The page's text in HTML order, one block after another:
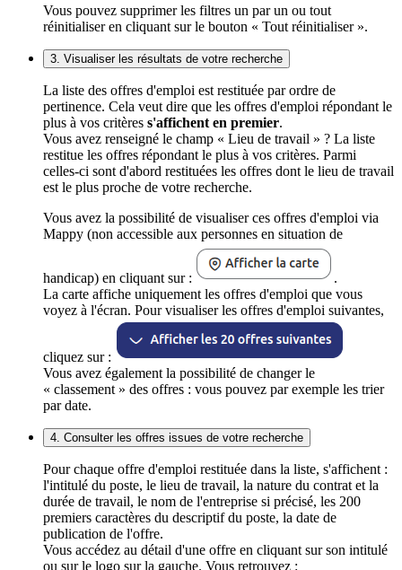
Vous pouvez supprimer les filtres un par un ou tout
réinitialiser en cliquant sur le bouton « Tout réinitialiser ».
3. Visualiser les résultats de votre recherche
La liste des offres d'emploi est restituée par ordre de
pertinence. Cela veut dire que les offres d'emploi répondant le
plus à vos critères s'affichent en premier.
Vous avez renseigné le champ « Lieu de travail » ? La liste
restitue les offres répondant le plus à vos critères. Parmi
celles-ci sont d'abord restituées les offres dont le lieu de travail
est le plus proche de votre recherche.
Vous avez la possibilité de visualiser ces offres d'emploi via
Mappy (non accessible aux personnes en situation de
handicap) en cliquant sur :
.
La carte affiche uniquement les offres d'emploi que vous
voyez à l'écran. Pour visualiser les offres d'emploi suivantes,
cliquez sur :
Vous avez également la possibilité de changer le
« classement » des offres : vous pouvez par exemple les trier
par date.
4. Consulter les offres issues de votre recherche
Pour chaque offre d'emploi restituée dans la liste, s'affichent :
l'intitulé du poste, le lieu de travail, la nature du contrat et la
durée de travail, le nom de l'entreprise si précisé, les 200
premiers caractères du descriptif du poste, la date de
publication de l'offre.
Vous accédez au détail d'une offre en cliquant sur son intitulé
ou sur le logo sur la gauche. Vous retrouvez :